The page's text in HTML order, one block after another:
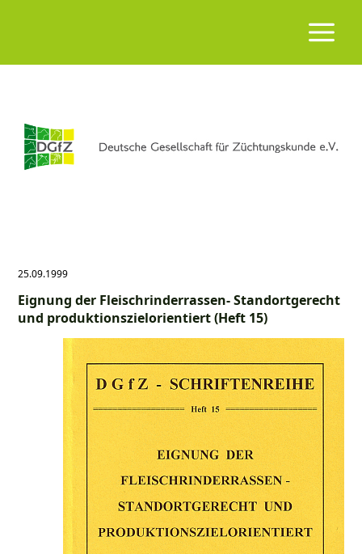
25.09.1999
Eignung der Fleischrinderrassen- Standortgerecht
und produktionszielorientiert (Heft 15)